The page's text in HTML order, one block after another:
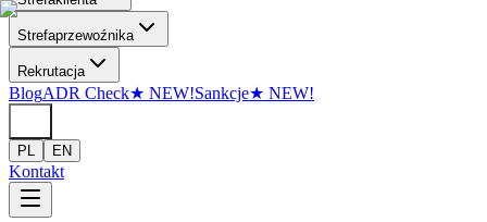
Przejdź do treści
Strefaprzewoźnika
Rekrutacja
BlogADR Check★ NEW!Sankcje★ NEW!
PL EN
Kontakt